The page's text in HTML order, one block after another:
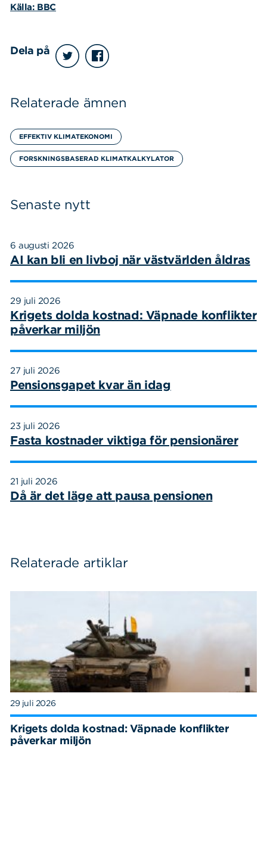
Källa: BBC
Dela på
Relaterade ämnen
EFFEKTIV KLIMATEKONOMI
FORSKNINGSBASERAD KLIMATKALKYLATOR
Senaste nytt
6 augusti 2026
AI kan bli en livboj när västvärlden åldras
29 juli 2026
Krigets dolda kostnad: Väpnade konflikter
påverkar miljön
27 juli 2026
Pensionsgapet kvar än idag
23 juli 2026
Fasta kostnader viktiga för pensionärer
21 juli 2026
Då är det läge att pausa pensionen
Relaterade artiklar
29 juli 2026
Krigets dolda kostnad: Väpnade konflikter
påverkar miljön